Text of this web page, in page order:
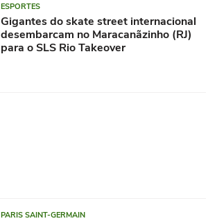
ESPORTES
Gigantes do skate street internacional
desembarcam no Maracanãzinho (RJ)
para o SLS Rio Takeover
PARIS SAINT-GERMAIN